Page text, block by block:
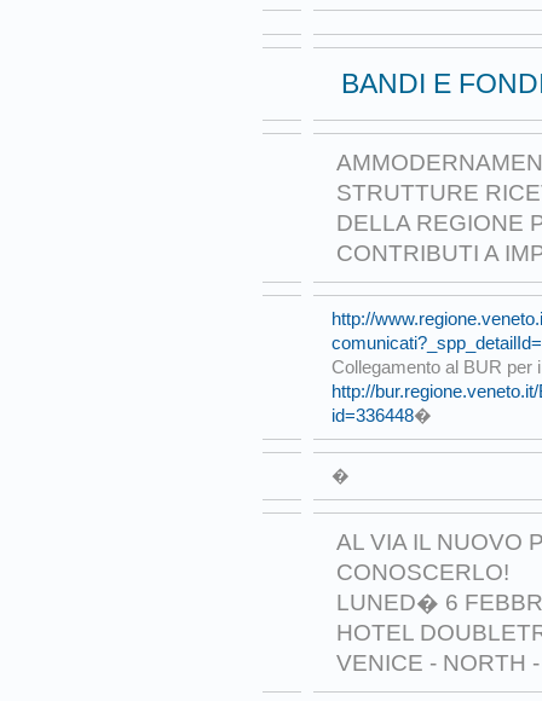
BANDI E
STRUTTURE
DELLA REGIONE
CONTRIBUTI A
http://
Collegamento al BUR per
http://
id=336448�
�
AL VIA IL NUOVO
CONOSCERLO!
LUNED� 6
HOTEL
VENICE - NORTH